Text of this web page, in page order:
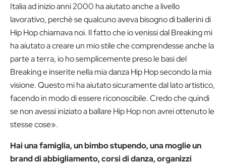
Italia ad inizio anni 2000 ha aiutato anche a livello
lavorativo, perchè se qualcuno aveva bisogno di ballerini di
Hip Hop chiamava noi. Il fatto che io venissi dal Breaking mi
ha aiutato a creare un mio stile che comprendesse anche la
parte a terra, io ho semplicemente preso le basi del
Breaking e inserite nella mia danza Hip Hop secondo la mia
visione. Questo mi ha aiutato sicuramente dal lato artistico,
facendo in modo di essere riconoscibile. Credo che quindi
se non avessi iniziato a ballare Hip Hop non avrei ottenuto le
stesse cose».
Hai una famiglia, un bimbo stupendo, una moglie un
brand di abbigliamento, corsi di danza, organizzi